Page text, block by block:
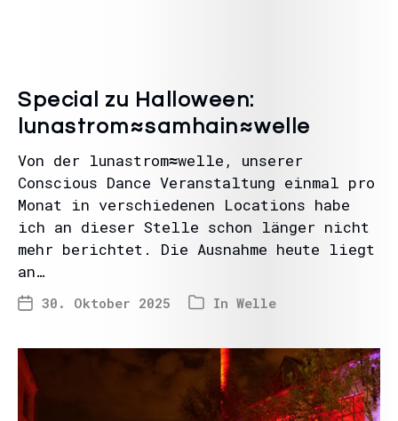
Special zu Halloween:
lunastrom≈samhain≈welle
Von der lunastrom≈welle, unserer
Conscious Dance Veranstaltung einmal pro
Monat in verschiedenen Locations habe
ich an dieser Stelle schon länger nicht
mehr berichtet. Die Ausnahme heute liegt
an…
30. Oktober 2025 In Welle